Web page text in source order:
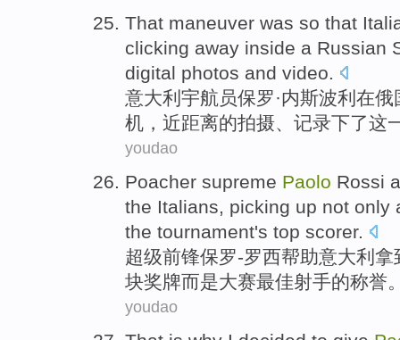
That maneuver was so that
clicking away inside a Russian
digital photos and video.
意大利 宇航员保罗·内斯波利在俄
机 ，近距离的拍摄、记录下了这
youdao
Poacher supreme Paolo Rossi
the Italians, picking up not only
the tournament's top scorer.
超级前锋保罗-罗西帮助意大利 拿
块奖牌而是大赛最佳射手的称誉
youdao